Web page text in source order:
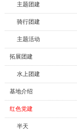
主题团建
骑行团建
主题活动
拓展团建
水上团建
基地介绍
红色党建
半天